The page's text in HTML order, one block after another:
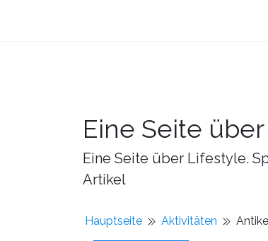
Eine Seite
Eine Seite über Lifestyle.
Artikel
Hauptseite Aktivitäten